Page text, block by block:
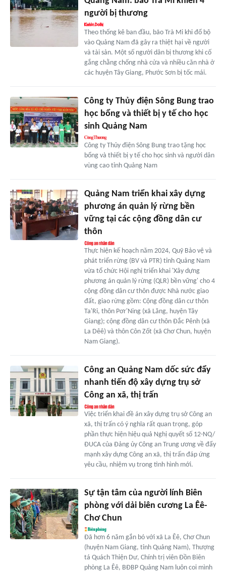
người bị thương
Theo thống kê ban đầu, bão Trà Mi khi đổ bộ
vào Quảng Nam đã gây ra thiệt hại về người
và tài sản. Một số người dân bị thương khi cố
gắng chằng chống nhà cửa và nhiều căn nhà ở
các huyện Tây Giang, Phước Sơn bị tốc mái.
Công ty Thủy điện Sông Bung trao
học bổng và thiết bị y tế cho học
sinh Quảng Nam
Công ty Thủy điện Sông Bung trao tặng học
bổng và thiết bị y tế cho học sinh và người dân
vùng cao tỉnh Quảng Nam
Quảng Nam triển khai xây dựng
phương án quản lý rừng bền
vững tại các cộng đồng dân cư
thôn
Thực hiện kế hoạch năm 2024, Quỹ Bảo vệ và
phát triển rừng (BV và PTR) tỉnh Quảng Nam
vừa tổ chức Hội nghị triển khai 'Xây dựng
phương án quản lý rừng (QLR) bền vững' cho 4
cộng đồng dân cư thôn được Nhà nước giao
đất, giao rừng gồm: Cộng đồng dân cư thôn
Ta'Ri, thôn Pơr'Ning (xã Lăng, huyện Tây
Giang); cộng đồng dân cư thôn Đắc Pênh (xã
La Dêê) và thôn Côn Zốt (xã Chơ Chun, huyện
Nam Giang).
Công an Quảng Nam dốc sức đẩy
nhanh tiến độ xây dựng trụ sở
Công an xã, thị trấn
Việc triển khai đề án xây dựng trụ sở Công an
xã, thị trấn có ý nghĩa rất quan trọng, góp
phần thực hiện hiệu quả Nghị quyết số 12-NQ/
ĐUCA của Đảng ủy Công an Trung ương về đẩy
mạnh xây dựng Công an xã, thị trấn đáp ứng
yêu cầu, nhiệm vụ trong tình hình mới.
Sự tận tâm của người lính Biên
phòng với dải biên cương La Êê-
Chơ Chun
Đã hơn 6 năm gắn bó với xã La Êê, Chơ Chun
(huyện Nam Giang, tỉnh Quảng Nam), Thượng
tá Quách Thiện Dư, Chính trị viên Đồn Biên
phòng La Êê, BĐBP Quảng Nam luôn coi mình